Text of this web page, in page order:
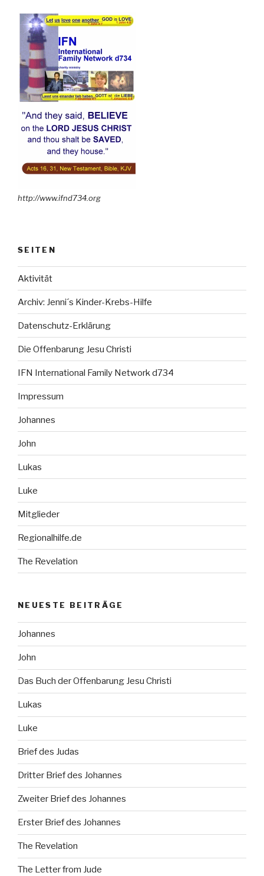
http://www.ifnd734.org
SEITEN
Aktivität
Archiv: Jenni´s Kinder-Krebs-Hilfe
Datenschutz-Erklärung
Die Offenbarung Jesu Christi
IFN International Family Network d734
Impressum
Johannes
John
Lukas
Luke
Mitglieder
Regionalhilfe.de
The Revelation
NEUESTE BEITRÄGE
Johannes
John
Das Buch der Offenbarung Jesu Christi
Lukas
Luke
Brief des Judas
Dritter Brief des Johannes
Zweiter Brief des Johannes
Erster Brief des Johannes
The Revelation
The Letter from Jude